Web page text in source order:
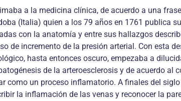
a la medicina clínica, de acuerdo a una
(Italia) quien a los 79 años en 1761 publica
con la anatomía y entre sus hallazgos
de incremento de la presión arterial. Con
hasta entonces oscuro, empezaba a
de la arteroesclerosis y de acuerdo
como un proceso inflamatorio. A finales del
la inflamación de las venas y reconocer la